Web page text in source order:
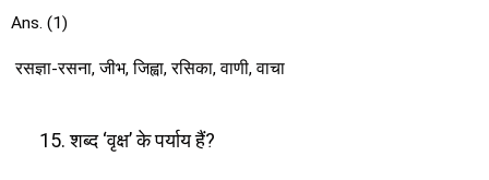
Ans. (1)
रसज्ञा-रसना, जीभ, जिह्वा, रसिका, वाणी, वाचा
शब्द ‘वृक्ष’ के पर्याय हैं?